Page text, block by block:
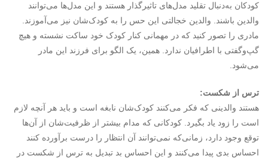
کودکان به‌دنبال تقلید مدل‌های تاثیرگذار هستند و این مدل‌ها می‌توانند
والدین باشند. والدین خجالتی این حس را به کودک‌شان نیز می‌آموزند.
مادری را تصور کنید که در مهمانی کنار کودک خود ساکت نشسته و هیچ
گپ‌وگفتی با اطرافیان ندارد. همین، یک الگو برای فرزند این مادر
می‌شود.
ترس از شکست:
هستند والدینی که فکر می‌کنند کودک‌شان نابغه است و باید هر آنچه لازم
است را زود یاد بگیرد. کودکانی که مدام بیشتر از ظرفیت‌شان از آن‌ها
توقع وجود دارد، زمانی‌که نمی‌توانند آن انتظار را درست برآورده کنند
احساس بدی پیدا می‌کنند و این احساس بد تبدیل به ترس از شکست در